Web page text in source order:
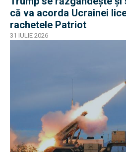
că va acorda Ucrainei
rachetele Patriot
31 IULIE 2026